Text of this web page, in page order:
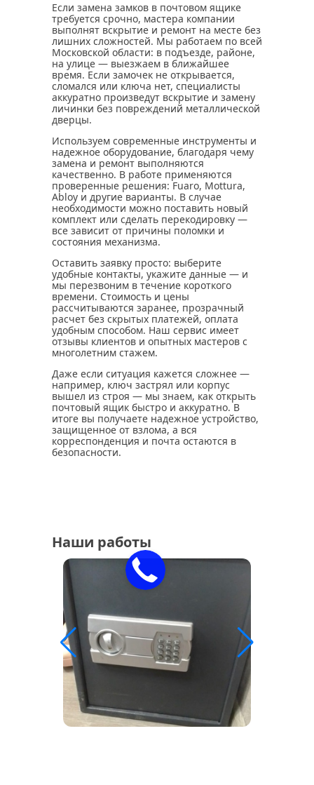
Если замена замков в почтовом ящике
требуется срочно, мастера компании
выполнят вскрытие и ремонт на месте без
лишних сложностей. Мы работаем по всей
Московской области: в подъезде, районе,
на улице — выезжаем в ближайшее
время. Если замочек не открывается,
сломался или ключа нет, специалисты
аккуратно произведут вскрытие и замену
личинки без повреждений металлической
дверцы.
Используем современные инструменты и
надежное оборудование, благодаря чему
замена и ремонт выполняются
качественно. В работе применяются
проверенные решения: Fuaro, Mottura,
Abloy и другие варианты. В случае
необходимости можно поставить новый
комплект или сделать перекодировку —
все зависит от причины поломки и
состояния механизма.
Оставить заявку просто: выберите
удобные контакты, укажите данные — и
мы перезвоним в течение короткого
времени. Стоимость и цены
рассчитываются заранее, прозрачный
расчет без скрытых платежей, оплата
удобным способом. Наш сервис имеет
отзывы клиентов и опытных мастеров с
многолетним стажем.
Даже если ситуация кажется сложнее —
например, ключ застрял или корпус
вышел из строя — мы знаем, как открыть
почтовый ящик быстро и аккуратно. В
итоге вы получаете надежное устройство,
защищенное от взлома, а вся
корреспонденция и почта остаются в
безопасности.
Наши работы